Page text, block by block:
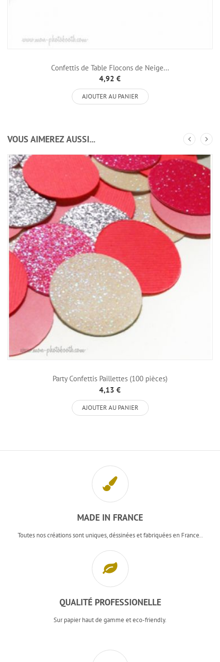
Confettis de Table Flocons de Neige...
4,92 €
AJOUTER AU PANIER
VOUS AIMEREZ AUSSI...
Party Confettis Paillettes (100 pièces)
4,13 €
AJOUTER AU PANIER
MADE IN FRANCE
Toutes nos créations sont uniques, déssinées et fabriquées en France..
QUALITÉ PROFESSIONELLE
Sur papier haut de gamme et eco-friendly.